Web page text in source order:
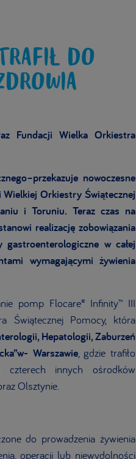
DO
Fundacji Wielka Orkiestra
nowoczesne
Orkiestry Świątecznej
i Toruniu. Teraz czas na
realizację zobowiązania
w całej
wymagającymi żywienia
pomp Flocare® Infinity™ III
Świątecznej Pomocy, która
Hepatologii, Zaburzeń
Warszawie, gdzie trafiło
innych ośrodków
Olsztynie.
do prowadzenia żywienia
operacji lub niewydolności